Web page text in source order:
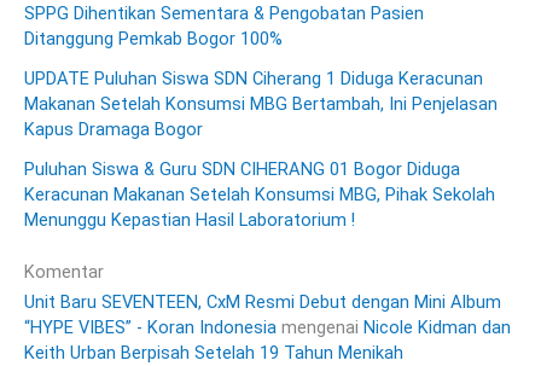
SPPG Dihentikan Sementara & Pengobatan Pasien
Ditanggung Pemkab Bogor 100%
UPDATE Puluhan Siswa SDN Ciherang 1 Diduga Keracunan
Makanan Setelah Konsumsi MBG Bertambah, Ini Penjelasan
Kapus Dramaga Bogor
Puluhan Siswa & Guru SDN CIHERANG 01 Bogor Diduga
Keracunan Makanan Setelah Konsumsi MBG, Pihak Sekolah
Menunggu Kepastian Hasil Laboratorium !
Komentar
Unit Baru SEVENTEEN, CxM Resmi Debut dengan Mini Album
“HYPE VIBES” - Koran Indonesia mengenai Nicole Kidman dan
Keith Urban Berpisah Setelah 19 Tahun Menikah